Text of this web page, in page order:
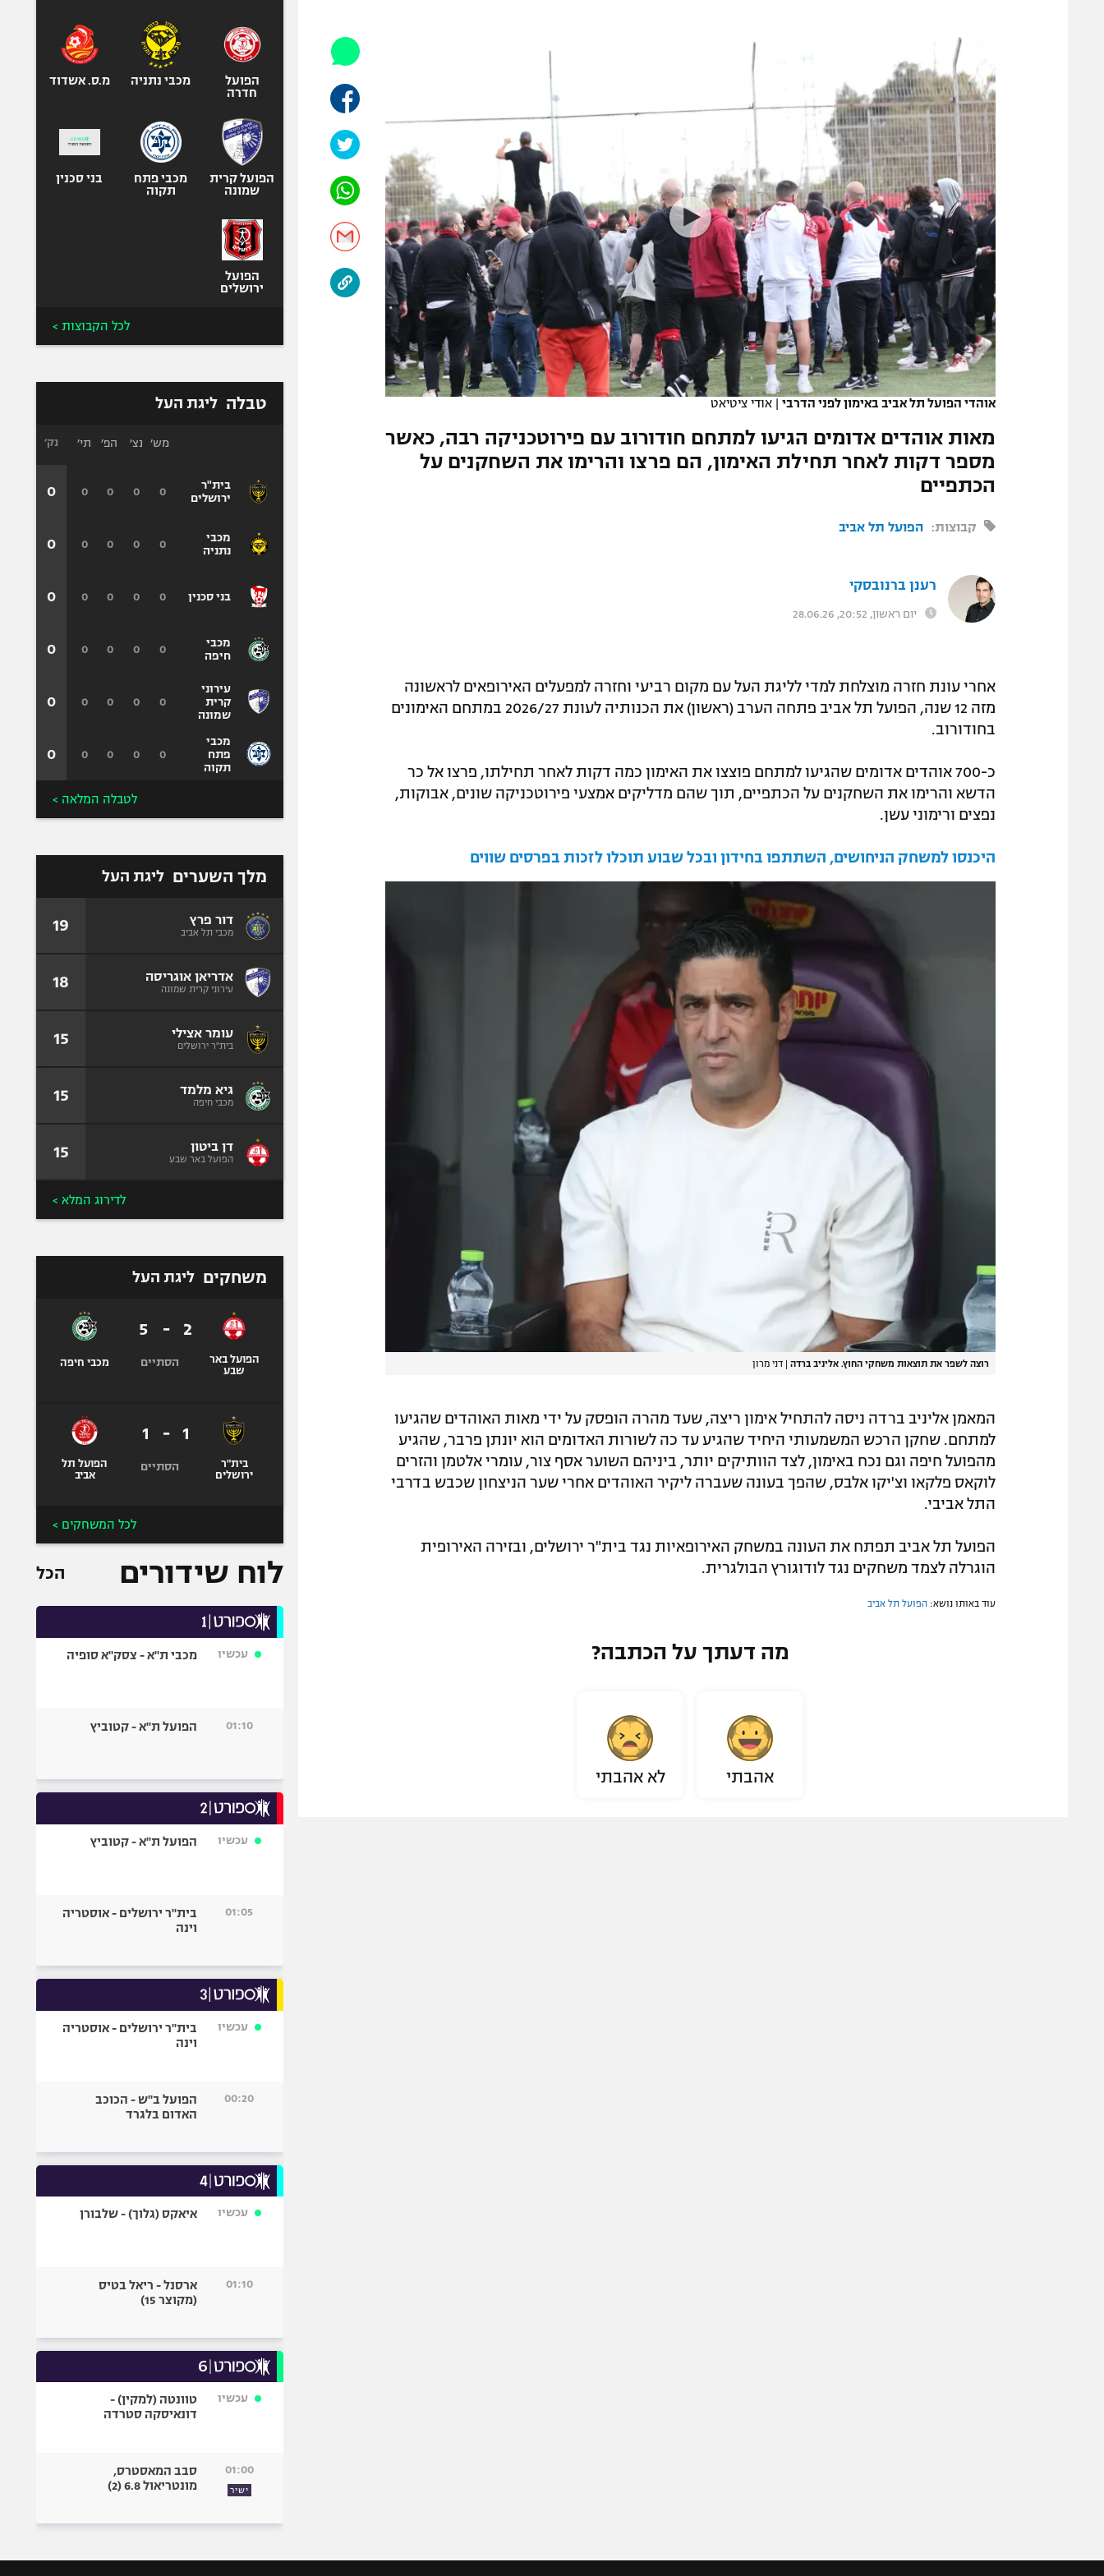
תקנון עבור פעילות אלקטרה
תקנון עבור פעילות ספורט 1 – "מרלן"
טניס
גיימינג E-Sports
תנאי שימוש
מדיניות פרטיות
תקנון פעילות ספורט 1
רשיון להקרנה פומבית לבית עסק
הצטרפות לחבילת הערוצים
לוח דרושים – ג'ובנט
תגיות
המגזין
הפועל חיפה
מכבי נתניה
ליגה ברזילאית
אופניים
ספורט מוטורי
כדורמים
בייסבול MLB
ספורט אתגרי
אומנויות לחימה
אוהדי הפועל תל אביב באימון לפני הדרבי | אודי ציטיאט
מאות אוהדים אדומים הגיעו למתחם חודורוב עם פירוטכניקה רבה, כאשר
מספר דקות לאחר תחילת האימון, הם פרצו והרימו את השחקנים על
הכתפיים
קבוצות: הפועל תל אביב
רענן ברנובסקי
יום ראשון, 20:52, 28.06.26
אחרי עונת חזרה מוצלחת למדי לליגת העל עם מקום רביעי וחזרה למפעלים האירופאים לראשונה
מזה 12 שנה, הפועל תל אביב פתחה הערב (ראשון) את הכנותיה לעונת 2026/27 במתחם האימונים
בחודורוב.
כ-700 אוהדים אדומים שהגיעו למתחם פוצצו את האימון כמה דקות לאחר תחילתו, פרצו אל כר
הדשא והרימו את השחקנים על הכתפיים, תוך שהם מדליקים אמצעי פירוטכניקה שונים, אבוקות,
נפצים ורימוני עשן.
היכנסו למשחק הניחושים, השתתפו בחידון ובכל שבוע תוכלו לזכות בפרסים שווים
רוצה לשפר את תוצאות משחקי החוץ. אליניב ברדה | דני מרון
המאמן אליניב ברדה ניסה להתחיל אימון ריצה, שעד מהרה הופסק על ידי מאות האוהדים שהגיעו
למתחם. שחקן הרכש המשמעותי היחיד שהגיע עד כה לשורות האדומים הוא יונתן פרבר, שהגיע
מהפועל חיפה וגם נכח באימון, לצד הוותיקים יותר, ביניהם השוער אסף צור, עומרי אלטמן והזרים
לוקאס פלקאו וצ'יקו אלבס, שהפך בעונה שעברה ליקיר האוהדים אחרי שער הניצחון שכבש בדרבי
התל אביבי.
הפועל תל אביב תפתח את העונה במשחק האירופאיות נגד בית"ר ירושלים, ובזירה האירופית
הוגרלה לצמד משחקים נגד לודוגורץ הבולגרית.
עוד באותו נושא: הפועל תל אביב
מה דעתך על הכתבה?
אהבתי לא אהבתי
הפועל
חדרה
מכבי נתניה מ.ס. אשדוד
הפועל קרית
שמונה
מכבי פתח
תקוה
בני סכנין
הפועל
ירושלים
לכל הקבוצות >
טבלה ליגת העל
בית"ר
ירושלים
מכבי
נתניה
בני סכנין
מכבי
חיפה
עירוני
קרית
שמונה
מכבי
פתח
תקוה
מש׳ נצ׳ הפ׳ תי׳
0
0
0
0
0
0
0
0
0
0
0
0
0
0
0
0
0
0
0
0
0
0
0
0
נק׳
0
0
0
0
0
0
לטבלה המלאה >
מלך השערים ליגת העל
דור פרץ
מכבי תל אביב 19
אדריאן אוגריסה
עירוני קרית שמונה 18
עומר אצילי
בית"ר ירושלים 15
גיא מלמד
מכבי חיפה 15
דן ביטון
הפועל באר שבע 15
לדירוג המלא >
משחקים ליגת העל
הפועל באר
שבע
2
-
5
הסתיים מכבי חיפה
בית"ר
ירושלים
1
-
1
הסתיים
הפועל תל
אביב
לכל המשחקים >
לוח שידורים הכל
עכשיו מכבי ת"א - צסק"א סופיה
01:10 הפועל ת"א - קטוביץ
עכשיו הפועל ת"א - קטוביץ
01:05
בית"ר ירושלים - אוסטריה
וינה
עכשיו
בית"ר ירושלים - אוסטריה
וינה
00:20
הפועל ב"ש - הכוכב
האדום בלגרד
עכשיו איאקס (גלוך) - שלבורן
01:10
ארסנל - ריאל בטיס
(מקוצר 15)
עכשיו
טוונטה (למקין) -
דונאיסקה סטרדה
01:00
ישיר
סבב המאסטרס,
מונטריאול 6.8 (2)